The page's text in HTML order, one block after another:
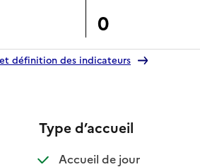
0
définition des indicateurs
Type d’accueil
Accueil de jour: disponible